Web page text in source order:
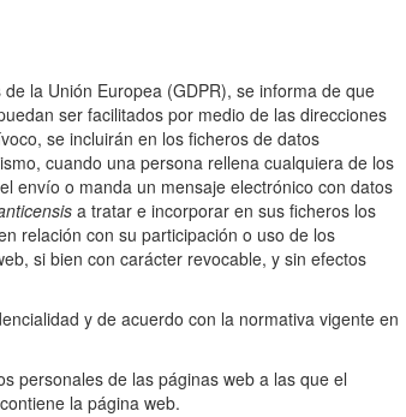
la Unión Europea (GDPR), se informa de que
ser facilitados por medio de las direcciones
se incluirán en los ficheros de datos
cuando una persona rellena cualquiera de los
envío o manda un mensaje electrónico con datos
a tratar e incorporar en sus ficheros los
relación con su participación o uso de los
si bien con carácter revocable, y sin efectos
y de acuerdo con la normativa vigente en
personales de las páginas web a las que el
la página web.